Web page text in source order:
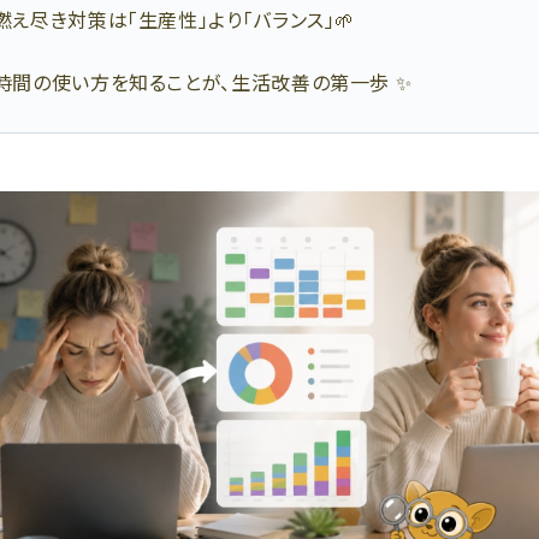
え尽き対策は「生産性」より「バランス」🌱
間の使い方を知ることが、生活改善の第一歩 ✨